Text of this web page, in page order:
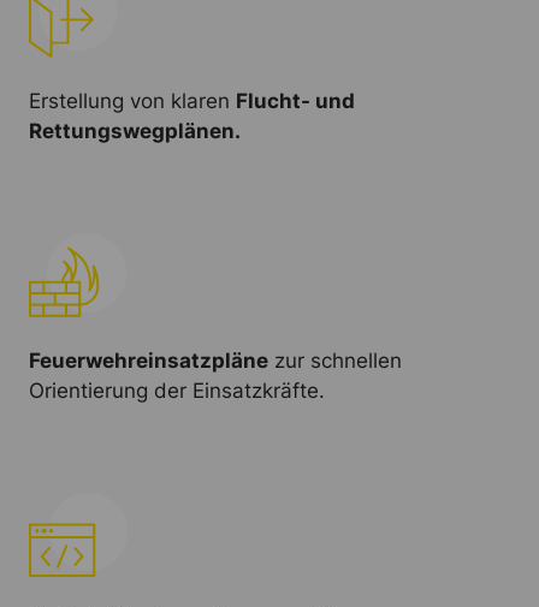
Erstellung von klaren Flucht- und
Rettungswegplänen.
Feuerwehreinsatzpläne zur schnellen
Orientierung der Einsatzkräfte.